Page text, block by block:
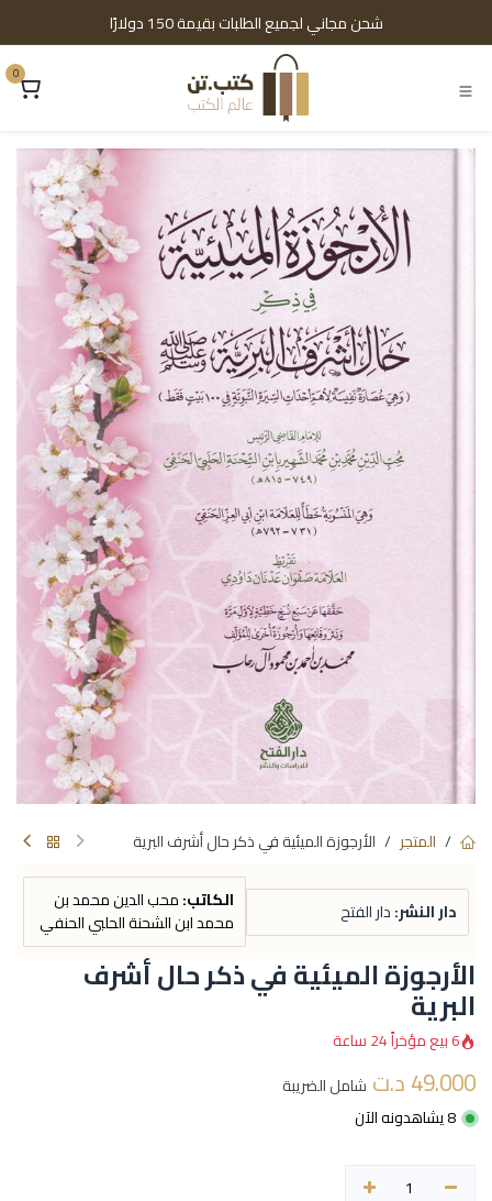
شحن مجاني لجميع الطلبات بقيمة 150 دولارًا
0
المتجر الأرجوزة الميئية في ذكر حال أشرف البرية
دار النشر:دار الفتح الكاتب:محب الدين محمد بن
محمد ابن الشحنة الحلبي الحنفي
الأرجوزة الميئية في ذكر حال أشرف
البرية
6 بيع مؤخراً 24 ساعة
49.000د.ت شامل الضريبة
8 يشاهدونه الآن